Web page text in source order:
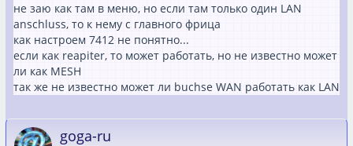
не заю как там в меню, но если там только один LAN
anschluss, то к нему с главного фрица
как настроем 7412 не понятно...
если как reapiter, то может работать, но не известно может
ли как MESH
так же не известно может ли buchse WAN работать как LAN
goga-ru